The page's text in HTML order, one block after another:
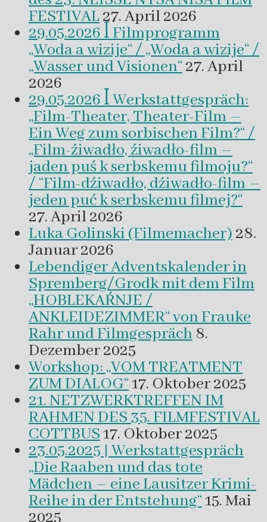
FESTIVAL 27. April 2026
29.05.2026 ꟾ Filmprogramm
„Woda a wizije“ / „Woda a wizije“ /
„Wasser und Visionen“27. April
2026
29.05.2026 ꟾ Werkstattgespräch:
„Film-Theater, Theater-Film –
Ein Weg zum sorbischen Film?“ /
„Film-źiwadło, źiwadło-film –
jaden puś k serbskemu filmoju?“
/ “Film-dźiwadło, dźiwadło-film –
jeden puć k serbskemu filmej?“
27. April 2026
Luka Golinski (Filmemacher) 28.
Januar 2026
Lebendiger Adventskalender in
Spremberg/Grodk mit dem Film
„HOBLEKAŔNJE /
ANKLEIDEZIMMER“ von Frauke
Rahr und Filmgespräch 8.
Dezember 2025
Workshop: „VOM TREATMENT
ZUM DIALOG“17. Oktober 2025
21. NETZWERKTREFFEN IM
RAHMEN DES 35. FILMFESTIVAL
COTTBUS17. Oktober 2025
23.05.2025 | Werkstattgespräch
„Die Raaben und das tote
Mädchen – eine Lausitzer Krimi-
Reihe in der Entstehung“15. Mai
2025